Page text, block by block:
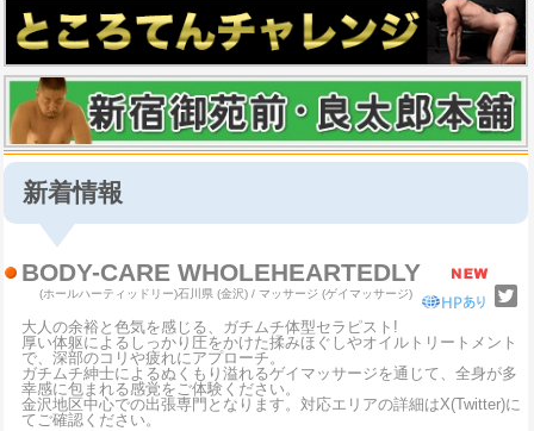
新着情報
BODY-CARE WHOLEHEARTEDLY
(ホールハーティッドリー)石川県 (金沢) / マッサージ (ゲイマッサージ)
大人の余裕と色気を感じる、ガチムチ体型セラピスト!
厚い体躯によるしっかり圧をかけた揉みほぐしやオイルトリートメント
で、深部のコリや疲れにアプローチ。
ガチムチ紳士によるぬくもり溢れるゲイマッサージを通じて、全身が多
幸感に包まれる感覚をご体験ください。
金沢地区中心での出張専門となります。対応エリアの詳細はX(Twitter)に
てご確認ください。